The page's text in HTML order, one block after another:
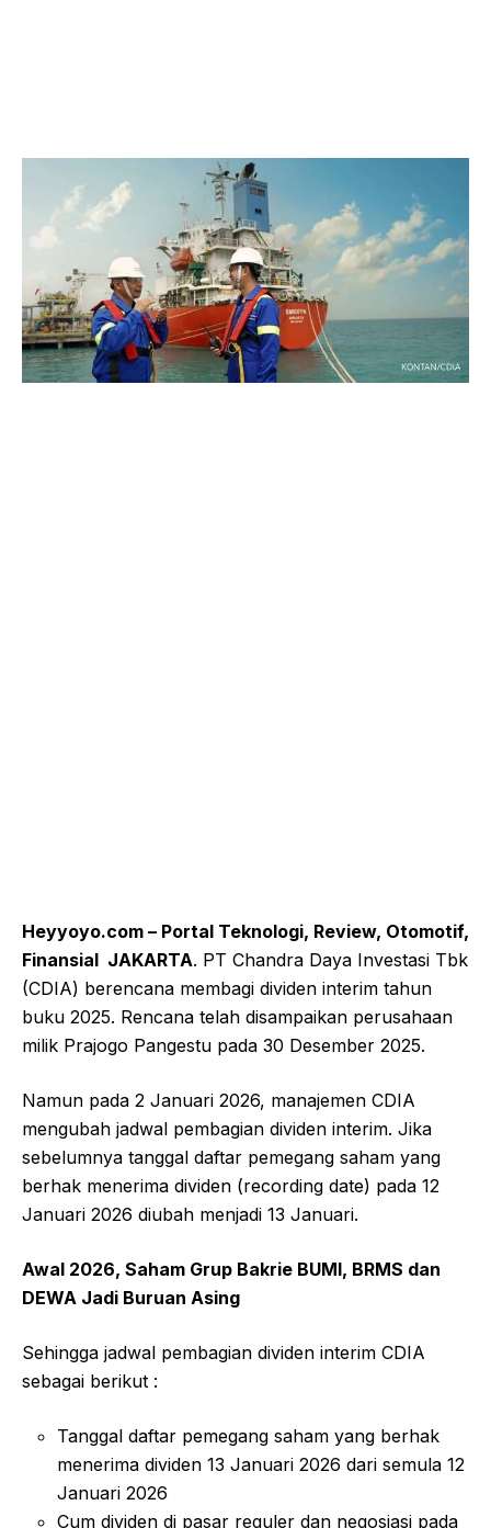
Heyyoyo.com – Portal Teknologi, Review, Otomotif,
Finansial JAKARTA. PT Chandra Daya Investasi Tbk
(CDIA) berencana membagi dividen interim tahun
buku 2025. Rencana telah disampaikan perusahaan
milik Prajogo Pangestu pada 30 Desember 2025.
Namun pada 2 Januari 2026, manajemen CDIA
mengubah jadwal pembagian dividen interim. Jika
sebelumnya tanggal daftar pemegang saham yang
berhak menerima dividen (recording date) pada 12
Januari 2026 diubah menjadi 13 Januari.
Awal 2026, Saham Grup Bakrie BUMI, BRMS dan
DEWA Jadi Buruan Asing
Sehingga jadwal pembagian dividen interim CDIA
sebagai berikut :
Tanggal daftar pemegang saham yang berhak
menerima dividen 13 Januari 2026 dari semula 12
Januari 2026
Cum dividen di pasar reguler dan negosiasi pada